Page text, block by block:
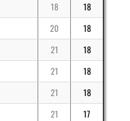
18
18
20
18
21
18
21
18
21
18
21
17